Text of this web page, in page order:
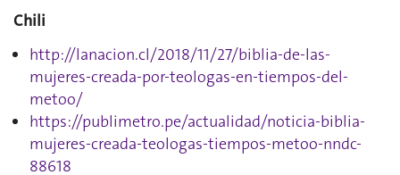
Chili
http://lanacion.cl/2018/11/27/biblia-de-las-
mujeres-creada-por-teologas-en-tiempos-del-
metoo/
https://publimetro.pe/actualidad/noticia-biblia-
mujeres-creada-teologas-tiempos-metoo-nndc-
88618